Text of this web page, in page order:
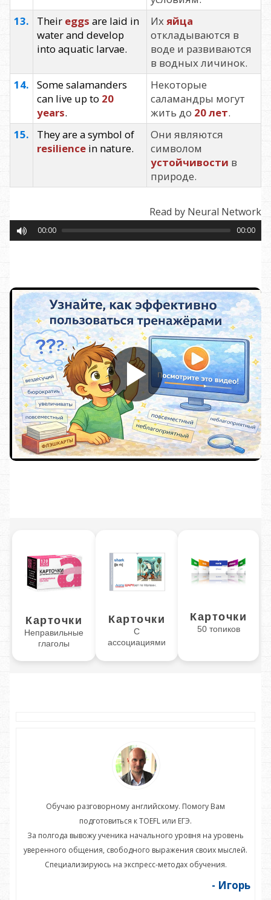
13.
Their eggs are laid in
water and develop
into aquatic larvae.
Ихяйца
откладываются в
воде и развиваются
в водных личинок.
14.
Some salamanders
can live up to 20
years.
Некоторые
саламандры могут
жить до 20 лет.
15.
They are a symbol of
resilience in nature.
Они являются
символом
устойчивости в
природе.
Read by Neural Network
00:00 00:00
Карточки
Неправильные
глаголы
Карточки
С
ассоциациями
Карточки
50 топиков
Обучаю разговорному английскому. Помогу Вам
подготовиться к TOEFL или ЕГЭ.
За полгода вывожу ученика начального уровня на уровень
уверенного общения, свободного выражения своих мыслей.
Специализируюсь на экспресс-методах обучения.
- Игорь